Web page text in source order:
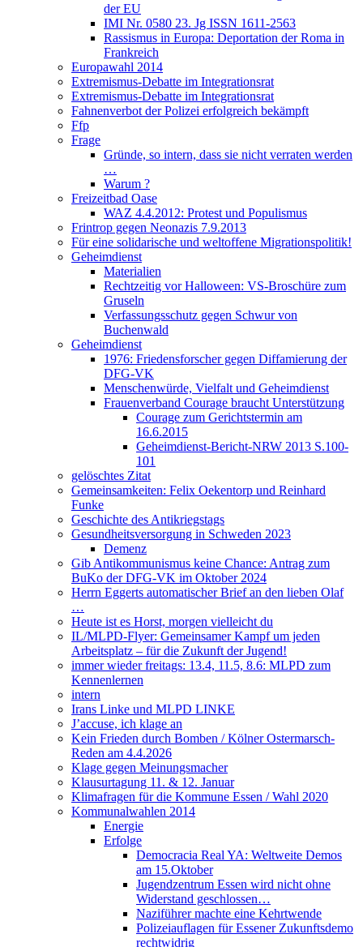
der EU
IMI Nr. 0580 23. Jg ISSN 1611-2563
Rassismus in Europa: Deportation der Roma in
Frankreich
Europawahl 2014
Extremismus-Debatte im Integrationsrat
Extremismus-Debatte im Integrationsrat
Fahnenverbot der Polizei erfolgreich bekämpft
Ffp
Frage
Gründe, so intern, dass sie nicht verraten werden
…
Warum ?
Freizeitbad Oase
WAZ 4.4.2012: Protest und Populismus
Frintrop gegen Neonazis 7.9.2013
Für eine solidarische und weltoffene Migrationspolitik!
Geheimdienst
Materialien
Rechtzeitig vor Halloween: VS-Broschüre zum
Gruseln
Verfassungsschutz gegen Schwur von
Buchenwald
Geheimdienst
1976: Friedensforscher gegen Diffamierung der
DFG-VK
Menschenwürde, Vielfalt und Geheimdienst
Frauenverband Courage braucht Unterstützung
Courage zum Gerichtstermin am
16.6.2015
Geheimdienst-Bericht-NRW 2013 S.100-
101
gelöschtes Zitat
Gemeinsamkeiten: Felix Oekentorp und Reinhard
Funke
Geschichte des Antikriegstags
Gesundheitsversorgung in Schweden 2023
Demenz
Gib Antikommunismus keine Chance: Antrag zum
BuKo der DFG-VK im Oktober 2024
Herrn Eggerts automatischer Brief an den lieben Olaf
…
Heute ist es Horst, morgen vielleicht du
IL/MLPD-Flyer: Gemeinsamer Kampf um jeden
Arbeitsplatz – für die Zukunft der Jugend!
immer wieder freitags: 13.4, 11.5, 8.6: MLPD zum
Kennenlernen
intern
Irans Linke und MLPD LINKE
J’accuse, ich klage an
Kein Frieden durch Bomben / Kölner Ostermarsch-
Reden am 4.4.2026
Klage gegen Meinungsmacher
Klausurtagung 11. & 12. Januar
Klimafragen für die Kommune Essen / Wahl 2020
Kommunalwahlen 2014
Energie
Erfolge
Democracia Real YA: Weltweite Demos
am 15.Oktober
Jugendzentrum Essen wird nicht ohne
Widerstand geschlossen…
Naziführer machte eine Kehrtwende
Polizeiauflagen für Essener Zukunftsdemo
rechtwidrig